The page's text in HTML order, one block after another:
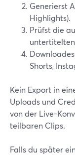
Generierst
Highlights).
Prüfst die
Shorts,
Kein Export in
Uploads und
von der Live-
teilbaren Clips.
Falls du später